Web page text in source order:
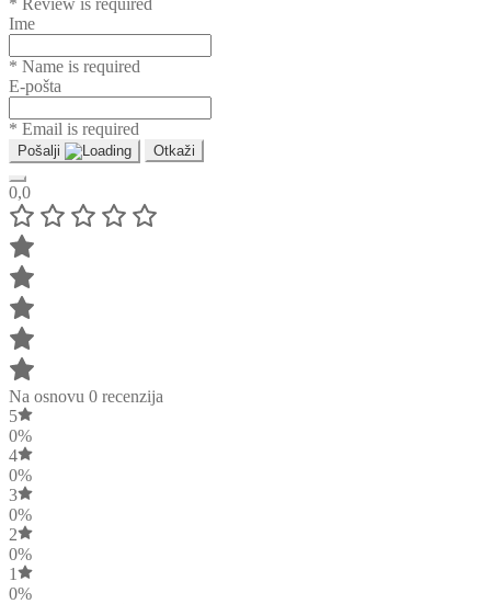
Ime
* Name is required
E-pošta
* Email is required
Pošalji Otkaži
0,0
Na osnovu 0 recenzija
5
0%
4
0%
3
0%
2
0%
1
0%